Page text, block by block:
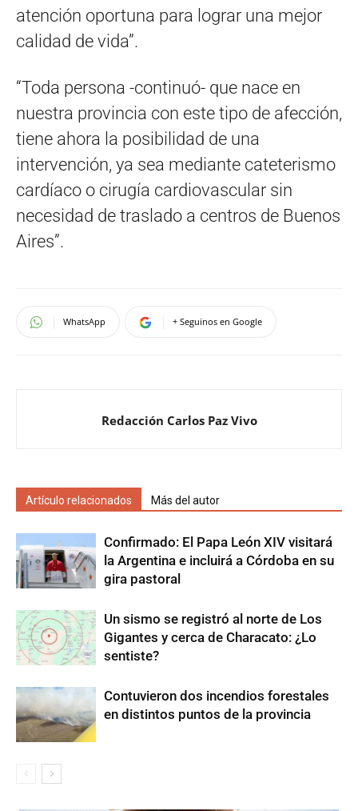
atención oportuna para lograr una mejor
calidad de vida”.
“Toda persona -continuó- que nace en
nuestra provincia con este tipo de afección,
tiene ahora la posibilidad de una
intervención, ya sea mediante cateterismo
cardíaco o cirugía cardiovascular sin
necesidad de traslado a centros de Buenos
Aires”.
WhatsApp + Seguinos en Google
Redacción Carlos Paz Vivo
Artículo relacionados Más del autor
Confirmado: El Papa León XIV visitará
la Argentina e incluirá a Córdoba en su
gira pastoral
Un sismo se registró al norte de Los
Gigantes y cerca de Characato: ¿Lo
sentiste?
Contuvieron dos incendios forestales
en distintos puntos de la provincia